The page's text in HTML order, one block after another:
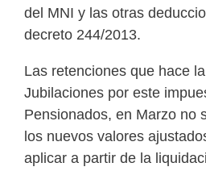
del MNI y las otras
decreto 244/2013.
Las retenciones que hace
Jubilaciones por este
Pensionados, en Marzo no
los nuevos valores
aplicar a partir de la